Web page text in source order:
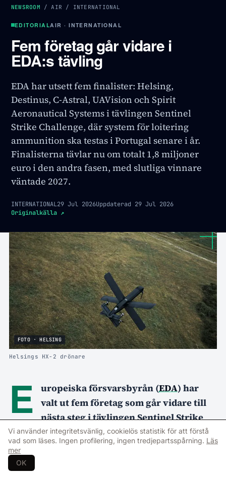
NEWSROOM /AIR / INTERNATIONAL
EDITORIALAIR · INTERNATIONAL
Fem företag går vidare i
EDA:s tävling
EDA har utsett fem finalister: Helsing,
Destinus, C-Astral, UAVision och Spirit
Aeronautical Systems i tävlingen Sentinel
Strike Challenge, där system för loitering
ammunition ska testas i Portugal senare i år.
Finalisterna tävlar nu om totalt 1,8 miljoner
euro i den andra fasen, med slutliga vinnare
väntade 2027.
INTERNATIONAL29 Jul 2026Uppdaterad 29 Jul 2026
Originalkälla ↗
FOTO · HELSING
Helsings HX-2 drönare
E uropeiska försvarsbyrån (EDA) har
valt ut fem företag som går vidare till
nästa steg i tävlingen Sentinel Strike
Challenge, där olika system för så kallad
loiteringammunitionska testas under
realistiska militära förhållanden i Portugal
Vi använder integritetsvänlig, cookielös statistik för att förstå
vad som läses. Ingen profilering, ingen tredjepartsspårning. Läs
mer
OK